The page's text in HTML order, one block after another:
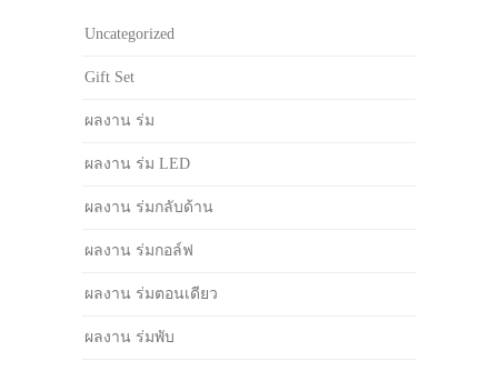
Uncategorized
Gift Set
ผลงาน ร่ม
ผลงาน ร่ม LED
ผลงาน ร่มกลับด้าน
ผลงาน ร่มกอล์ฟ
ผลงาน ร่มตอนเดียว
ผลงาน ร่มพับ